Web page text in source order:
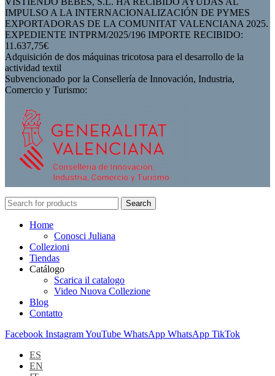
IMPULSO A LA INTERNACIONALIZACIÓN DE PYMES
EXPORTADORAS DE LA COMUNITAT VALENCIANA 2025.
EXPEDIENTE INTPRM/2025/196 IMPORTE RECIBIDO:
11.637,75€
Adquisición de dos máquinas tricotosa para el desarrollo de la
actividad textil
Subvencionado por la Consellería de Innovación, Industria,
Comercio y Turismo:
Search
Home
Conosci Juliana
Collezioni
Tiendas
Catálogo
Scarica il catalogo
Video Nuova Collezione
Blog
Contatto
Facebook InstagramYouTube WhatsApp WhatsApp TikTok
ES
EN